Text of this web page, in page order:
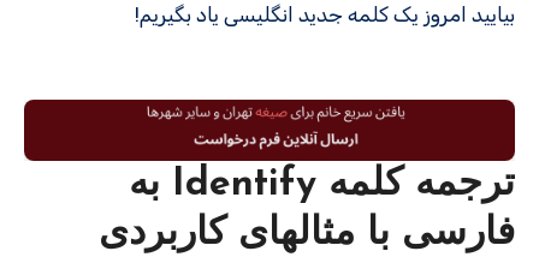
بیایید امروز یک کلمه جدید انگلیسی یاد بگیریم!
ترجمه کلمه Identify به
فارسی با مثالهای کاربردی